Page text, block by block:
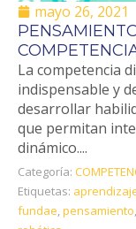
mayo 26, 2021
La competencia
indispensable y
desarrollar
que permitan
dinámico....
Categoría:
Etiquetas:
fundae,pensamiento,